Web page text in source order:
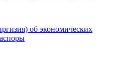
об экономических